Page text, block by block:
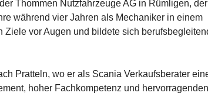
Thommen Nutzfahrzeuge AG in Rümligen,
während vier Jahren als Mechaniker in einem
vor Augen und bildete sich
Pratteln, wo er als Scania Verkaufsberater
hoher Fachkompetenz und hervorragenden